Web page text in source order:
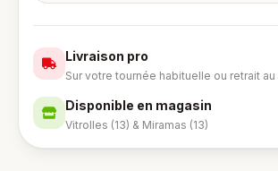
Livraison pro
Sur votre tournée habituelle ou retrait
Disponible en magasin
Vitrolles (13) & Miramas (13)